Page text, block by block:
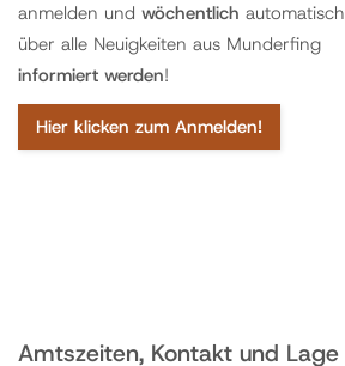
anmelden und wöchentlich automatisch
über alle Neuigkeiten aus Munderfing
informiert werden!
Hier klicken zum Anmelden!
Amtszeiten, Kontakt und Lage